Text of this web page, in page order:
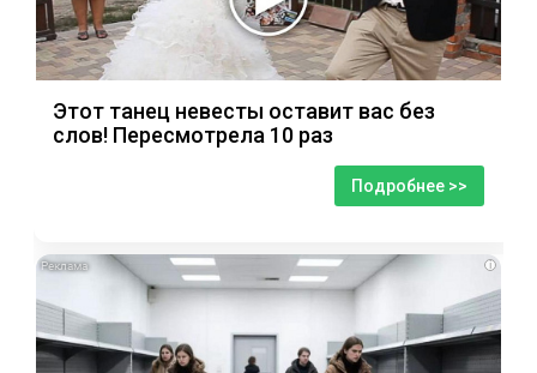
Этот танец невесты оставит вас без
слов! Пересмотрела 10 раз
Подробнее >>
i